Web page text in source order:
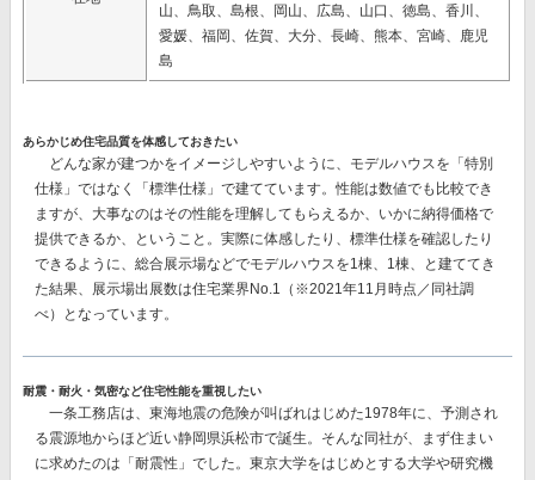
山、鳥取、島根、岡山、広島、山口、徳島、香川、
愛媛、福岡、佐賀、大分、長崎、熊本、宮崎、鹿児
島
あらかじめ住宅品質を体感しておきたい
どんな家が建つかをイメージしやすいように、モデルハウスを「特別
仕様」ではなく「標準仕様」で建てています。性能は数値でも比較でき
ますが、大事なのはその性能を理解してもらえるか、いかに納得価格で
提供できるか、ということ。実際に体感したり、標準仕様を確認したり
できるように、総合展示場などでモデルハウスを1棟、1棟、と建ててき
た結果、 展示場出展数は住宅業界No.1 （※2021年11月時点／同社調
べ）となっています。
耐震・耐火・気密など住宅性能を重視したい
一条工務店は、東海地震の危険が叫ばれはじめた1978年に、予測され
る震源地からほど近い静岡県浜松市で誕生。そんな同社が、まず住まい
に求めたのは「耐震性」でした。東京大学をはじめとする大学や研究機